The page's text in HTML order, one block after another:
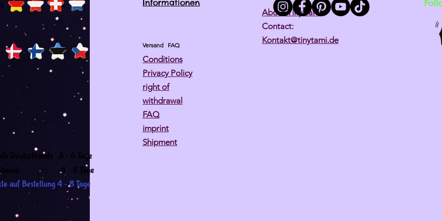
Deutschlands 3 - 6 Tage
4 - 8 Tage
Informationen
Versand FAQ
Conditions
Privacy Policy
right of
withdrawal
FAQ
imprint
Shipment
auf Bestellung 4 -8 Tage
About Tiny Tami
Contact:
Kontakt@tinytami.de